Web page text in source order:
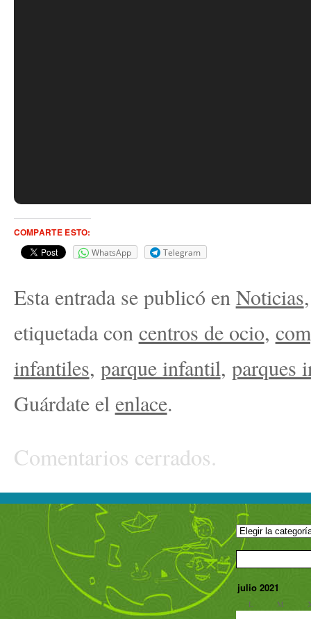
COMPARTE ESTO:
WhatsApp Telegram
Esta entrada se publicó en Noticias
etiquetada con centros de ocio,
infantiles, parque infantil, parques
Guárdate el enlace.
Comentarios cerrados.
julio 2021
L M